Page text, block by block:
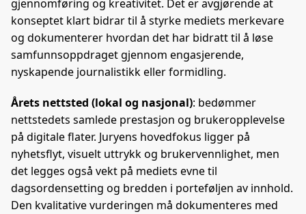
gjennomføring og kreativitet. Det er avgjørende at
konseptet klart bidrar til å styrke mediets merkevare
og dokumenterer hvordan det har bidratt til å løse
samfunnsoppdraget gjennom engasjerende,
nyskapende journalistikk eller formidling.
Årets nettsted (lokal og nasjonal): bedømmer
nettstedets samlede prestasjon og brukeropplevelse
på digitale flater. Juryens hovedfokus ligger på
nyhetsflyt, visuelt uttrykk og brukervennlighet, men
det legges også vekt på mediets evne til
dagsordensetting og bredden i porteføljen av innhold.
Den kvalitative vurderingen må dokumenteres med